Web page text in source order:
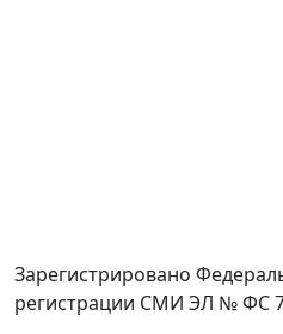
Зарегистрировано
регистрации СМИ ЭЛ № ФС